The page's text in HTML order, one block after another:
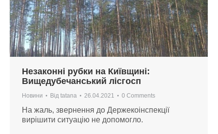
Незаконні рубки на Київщині:
Вищедубечанський лісгосп
Новини Від tatana 26.04.2021 0 Comments
На жаль, звернення до Держекоінспекції
вирішити ситуацію не допомогло.